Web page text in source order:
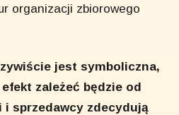
organizacji zbiorowego
jest symboliczna,
zależeć będzie od
sprzedawcy zdecydują